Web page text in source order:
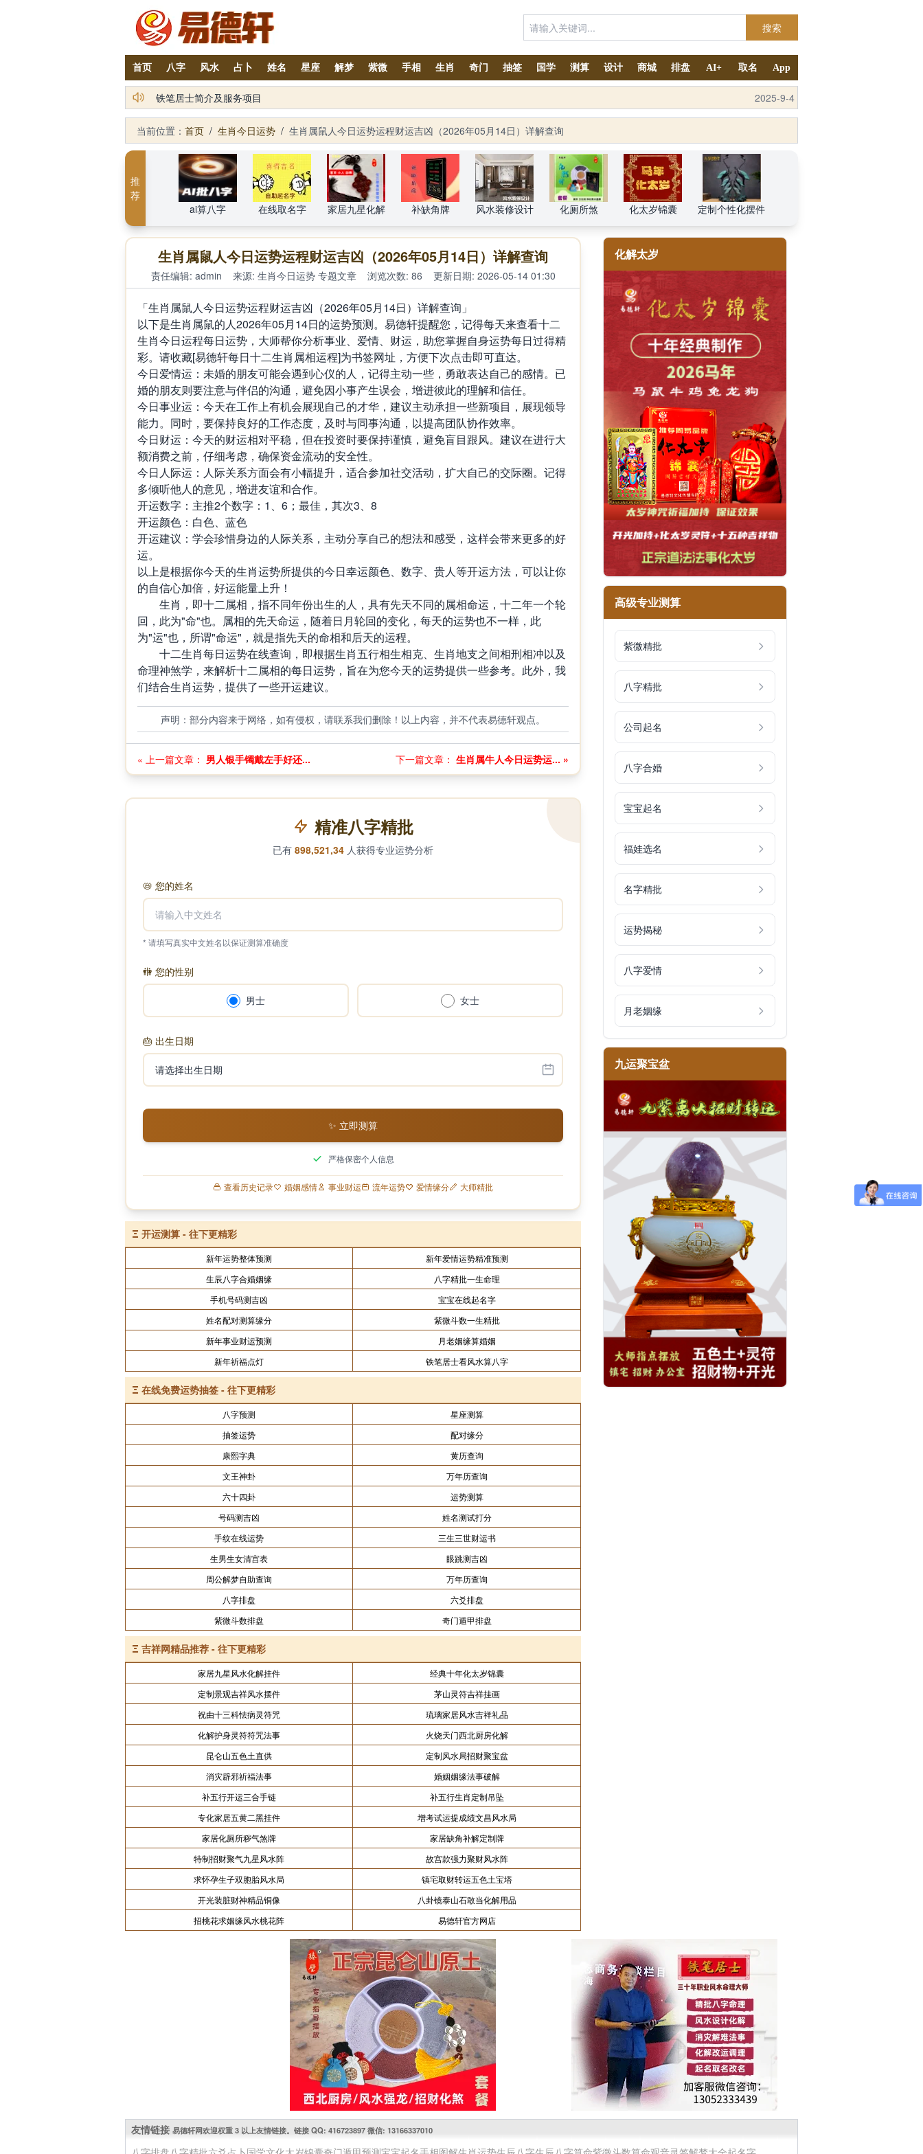
搜索
首页 八字 风水 占卜 姓名 星座 解梦 紫微 手相 生肖 奇门 抽签 国学 测算 设计 商城 排盘 AI+ 取名 App
铁笔居士简介及服务项目 2025-9-4
2026丙午年铁笔居士精批年运说明 2025-10-11
当前位置： 首页 / 生肖今日运势 / 生肖属鼠人今日运势运程财运吉凶（2026年05月14日）详解查询
推
荐
ai算八字
在线取名字 家居九星化解 补缺角牌 风水装修设计 化厕所煞 化太岁锦囊 定制个性化摆件
生肖属鼠人今日运势运程财运吉凶（2026年05月14日）详解查询
责任编辑: admin 来源: 生肖今日运势专题文章 浏览次数: 86 更新日期: 2026-05-14 01:30
「生肖属鼠人今日运势运程财运吉凶（2026年05月14日）详解查询」
以下是生肖属鼠的人2026年05月14日的运势预测。易德轩提醒您，记得每天来查看十二
生肖今日运程每日运势，大师帮你分析事业、爱情、财运，助您掌握自身运势每日过得精
彩。请收藏[易德轩每日十二生肖属相运程]为书签网址，方便下次点击即可直达。
今日爱情运：未婚的朋友可能会遇到心仪的人，记得主动一些，勇敢表达自己的感情。已
婚的朋友则要注意与伴侣的沟通，避免因小事产生误会，增进彼此的理解和信任。
今日事业运：今天在工作上有机会展现自己的才华，建议主动承担一些新项目，展现领导
能力。同时，要保持良好的工作态度，及时与同事沟通，以提高团队协作效率。
今日财运：今天的财运相对平稳，但在投资时要保持谨慎，避免盲目跟风。建议在进行大
额消费之前，仔细考虑，确保资金流动的安全性。
今日人际运：人际关系方面会有小幅提升，适合参加社交活动，扩大自己的交际圈。记得
多倾听他人的意见，增进友谊和合作。
开运数字：主推2个数字：1、6；最佳，其次3、8
开运颜色：白色、蓝色
开运建议：学会珍惜身边的人际关系，主动分享自己的想法和感受，这样会带来更多的好
运。
以上是根据你今天的生肖运势所提供的今日幸运颜色、数字、贵人等开运方法，可以让你
的自信心加倍，好运能量上升！
生肖，即十二属相，指不同年份出生的人，具有先天不同的属相命运，十二年一个轮
回，此为"命"也。属相的先天命运，随着日月轮回的变化，每天的运势也不一样，此
为"运"也，所谓"命运"，就是指先天的命相和后天的运程。
十二生肖每日运势在线查询，即根据生肖五行相生相克、生肖地支之间相刑相冲以及
命理神煞学，来解析十二属相的每日运势，旨在为您今天的运势提供一些参考。此外，我
们结合生肖运势，提供了一些开运建议。
声明：部分内容来于网络，如有侵权，请联系我们删除！以上内容，并不代表易德轩观点。
« 上一篇文章： 男人银手镯戴左手好还... 下一篇文章： 生肖属牛人今日运势运... »
精准八字精批
已有 898,521,34 人获得专业运势分析
📛 您的姓名
* 请填写真实中文姓名以保证测算准确度
🚻 您的性别
男士 女士
🎂 出生日期
✨ 立即测算
严格保密个人信息
查看历史记录 婚姻感情 事业财运 流年运势 爱情缘分 大师精批
Ξ 开运测算 - 往下更精彩
新年运势整体预测
新年爱情运势精准预测
生辰八字合婚姻缘
八字精批一生命理
手机号码测吉凶
宝宝在线起名字
姓名配对测算缘分
紫微斗数一生精批
新年事业财运预测
月老姻缘算婚姻
新年祈福点灯
铁笔居士看风水算八字
Ξ 在线免费运势抽签 - 往下更精彩
八字预测
星座测算
抽签运势
配对缘分
康熙字典
黄历查询
文王神卦
万年历查询
六十四卦
运势测算
号码测吉凶
姓名测试打分
手纹在线运势
三生三世财运书
生男生女清宫表
眼跳测吉凶
周公解梦自助查询
万年历查询
八字排盘
六爻排盘
紫微斗数排盘
奇门遁甲排盘
Ξ 吉祥网精品推荐 - 往下更精彩
家居九星风水化解挂件
经典十年化太岁锦囊
定制景观吉祥风水摆件
茅山灵符吉祥挂画
祝由十三科怯病灵符咒
琉璃家居风水吉祥礼品
化解护身灵符符咒法事
火烧天门西北厨房化解
昆仑山五色土直供
定制风水局招财聚宝盆
消灾辟邪祈福法事
婚姻姻缘法事破解
补五行开运三合手链
补五行生肖定制吊坠
专化家居五黄二黑挂件
增考试运提成绩文昌风水局
家居化厕所秽气煞牌
家居缺角补解定制牌
特制招财聚气九星风水阵
故宫款强力聚财风水阵
求怀孕生子双胞胎风水局
镇宅取财转运五色土宝塔
开光装脏财神精品铜像
八卦镜泰山石敢当化解用品
招桃花求姻缘风水桃花阵
易德轩官方网店
化解太岁
高级专业测算
紫微精批
八字精批
公司起名
八字合婚
宝宝起名
福娃选名
名字精批
运势揭秘
八字爱情
月老姻缘
九运聚宝盆
友情链接 易德轩网欢迎权重 3 以上友情链接。链接 QQ: 416723897 微信: 13166337010